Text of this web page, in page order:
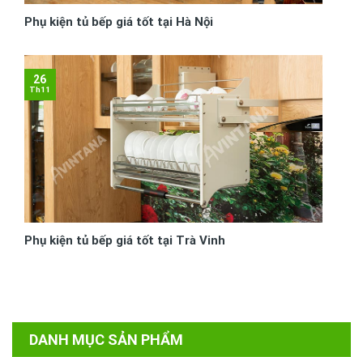
Phụ kiện tủ bếp giá tốt tại Hà Nội
Phụ kiện tủ bếp giá tốt tại Trà Vinh
26
Th11
DANH MỤC SẢN PHẨM